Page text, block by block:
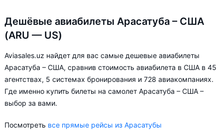
Дешёвые авиабилеты Арасатуба – США
(ARU — US)
Aviasales.uz найдет для вас самые дешевые авиабилеты
Арасатуба – США, сравнив стоимость авиабилета в США в 45
агентствах, 5 системах бронирования и 728 авиакомпаниях.
Где именно купить билеты на самолет Арасатуба – США –
выбор за вами.
Посмотреть все прямые рейсы из Арасатубы